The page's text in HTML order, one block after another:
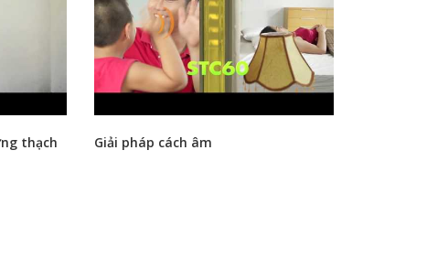
thạch
Giải pháp cách âm